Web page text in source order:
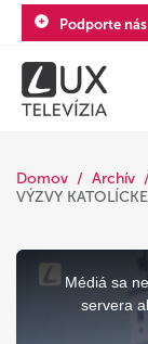
Podporte nás
Domov Archív
VÝZVY
This
modal
Médiá sa
servera